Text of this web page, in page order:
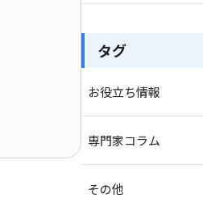
タグ
お役立ち情報
専門家コラム
その他